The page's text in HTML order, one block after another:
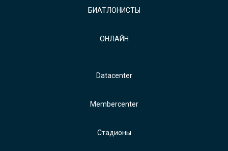
БИАТЛОНИСТЫ
ОНЛАЙН
Datacenter
Membercenter
Стадионы